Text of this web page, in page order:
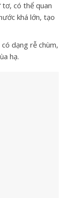
có thể quan
khá lớn, tạo
dạng rễ chùm,
hạ.